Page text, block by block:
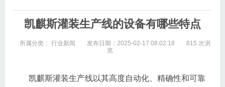
凯麒斯灌装生产线的设备有哪些特点
所属分类： 行业新闻 发布日期：2025-02-17 08:02:18
815 次浏
览
凯麒斯灌装生产线以其高度自动化、精确性和可靠